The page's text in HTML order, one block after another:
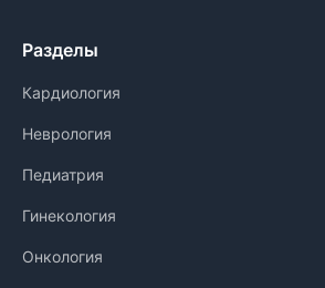
Разделы
Кардиология
Неврология
Педиатрия
Гинекология
Онкология